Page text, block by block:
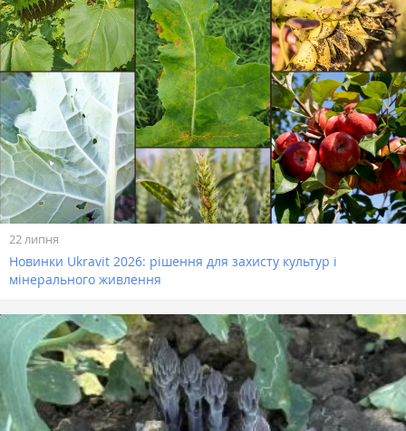
22 липня
Новинки Ukravit 2026: рішення для захисту культур і
мінерального живлення